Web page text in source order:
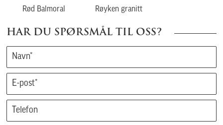
Rød Balmoral Røyken granitt
HAR DU SPØRSMÅL TIL OSS?